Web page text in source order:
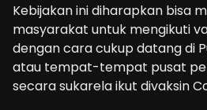
Kebijakan ini diharapkan bisa
masyarakat untuk mengikuti
dengan cara cukup datang di
atau tempat-tempat pusat
secara sukarela ikut divaksin